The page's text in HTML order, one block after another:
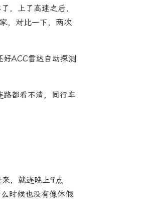
，上了高速之后，
，对比一下，两次
ACC雷达自动探测
都看不清，同行车
，就连晚上9点
时候也没有像休假